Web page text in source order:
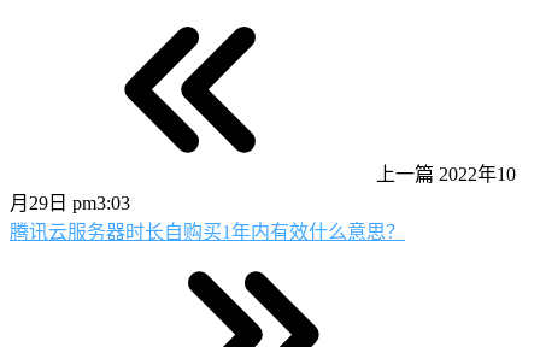
上一篇 2022年10
月29日 pm3:03
腾讯云服务器时长自购买1年内有效什么意思？